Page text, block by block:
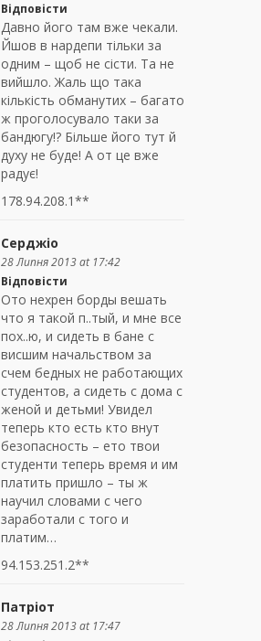
Відповісти
Давно його там вже чекали.
Йшов в нардепи тільки за
одним – щоб не сісти. Та не
вийшло. Жаль що така
кількість обманутих – багато
ж проголосувало таки за
бандюгу!? Більше його тут й
духу не буде! А от це вже
радує!
178.94.208.1**
Серджіо
28 Липня 2013 at 17:42
Відповісти
Ото нехрен борды вешать
что я такой п..тый, и мне все
пох..ю, и сидеть в бане с
висшим начальством за
счем бедных не работающих
студентов, а сидеть с дома с
женой и детьми! Увидел
теперь кто есть кто внут
безопасность – ето твои
студенти теперь время и им
платить пришло – ты ж
научил словами с чего
заработали с того и
платим…
94.153.251.2**
Патріот
28 Липня 2013 at 17:47